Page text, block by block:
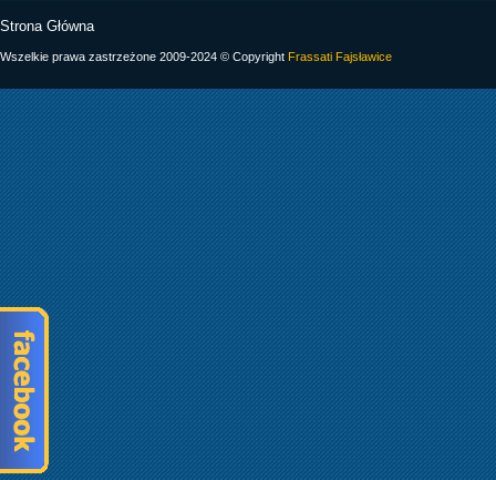
Strona Główna
Wszelkie prawa zastrzeżone 2009-2024 © Copyright Frassati Fajsławice